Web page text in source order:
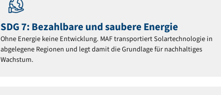
SDG 7: Bezahlbare und saubere Energie
Ohne Energie keine Entwicklung. MAF transportiert Solartechnologie in
abgelegene Regionen und legt damit die Grundlage für nachhaltiges
Wachstum.